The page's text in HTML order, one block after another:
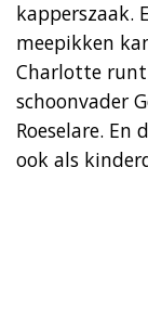
kapperszaak.
meepikken
Charlotte
schoonvader
Roeselare.
ook als